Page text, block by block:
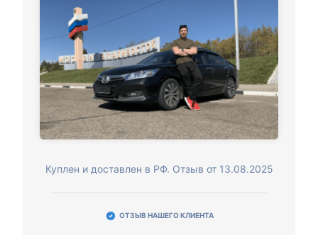
Куплен и доставлен в РФ. Отзыв от 13.08.2025
ОТЗЫВ НАШЕГО КЛИЕНТА